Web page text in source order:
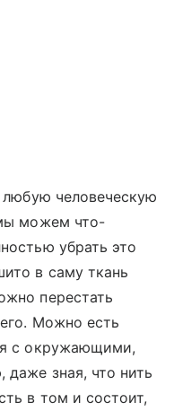
любую человеческую
можем что-
убрать это
в саму ткань
перестать
Можно есть
с окружающими,
даже зная, что нить
в том и состоит,